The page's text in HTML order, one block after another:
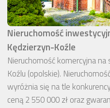
Nieruchomość
Kędzierzyn-Koźle
Nieruchomość komercyjna
Koźlu (opolskie).
wyróżnia się na tle
ceną 2 550 000 zł oraz